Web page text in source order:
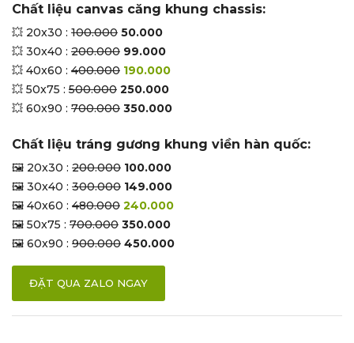
Chất liệu canvas căng khung chassis:
💥 20x30 : 100.000 50.000
💥 30x40 : 200.000 99.000
💥 40x60 : 400.000 190.000
💥 50x75 : 500.000 250.000
💥 60x90 : 700.000 350.000
Chất liệu tráng gương khung viền hàn quốc:
🖼 20x30 : 200.000 100.000
🖼 30x40 : 300.000 149.000
🖼 40x60 : 480.000 240.000
🖼 50x75 : 700.000 350.000
🖼 60x90 : 900.000 450.000
ĐẶT QUA ZALO NGAY